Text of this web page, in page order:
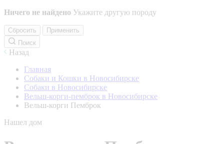
Ничего не найдено Укажите другую породу
Сбросить
Применить
Поиск
Назад
Главная
Собаки и Кошки в Новосибирске
Собаки в Новосибирске
Вельш-корги-пемброк в Новосибирске
Вельш-корги Пемброк
Нашел дом